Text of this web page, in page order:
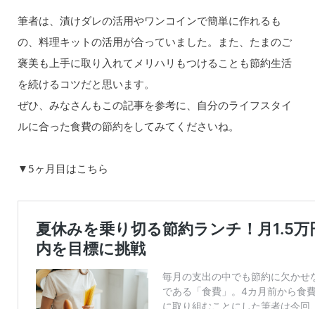
筆者は、漬けダレの活用やワンコインで簡単に作れるも
の、料理キットの活用が合っていました。また、たまのご
褒美も上手に取り入れてメリハリもつけることも節約生活
を続けるコツだと思います。
ぜひ、みなさんもこの記事を参考に、自分のライフスタイ
ルに合った食費の節約をしてみてくださいね。
▼5ヶ月目はこちら